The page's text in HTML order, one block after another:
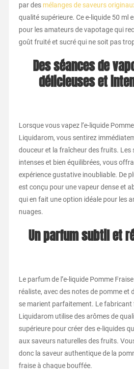
par des mélanges de saveurs
qualité supérieure. Ce e-liquide 50 ml
pour les amateurs de vapotage qui
goût fruité et sucré qui ne soit pas
Des séances de
délicieuses et
Lorsque vous vapez l’e-liquide
Liquidarom, vous sentirez
douceur et la fraîcheur des fruits. Les
intenses et bien équilibrées, vous
expérience gustative inoubliable. De
est conçu pour une vapeur dense et
qui en fait une option idéale pour les
nuages.
Un parfum subtil et
Le parfum de l’e-liquide Pomme
réaliste, avec des notes de pomme et
se marient parfaitement. Le fabricant
Liquidarom utilise des arômes de
supérieure pour créer des e-liquides
aux saveurs naturelles des fruits.
donc la saveur authentique de la
fraise à chaque bouffée.